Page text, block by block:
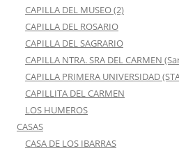
CAPILLA DEL MUSEO (2)
CAPILLA DEL ROSARIO
CAPILLA DEL SAGRARIO
CAPILLA NTRA. SRA DEL CARMEN
CAPILLA PRIMERA UNIVERSIDAD
CAPILLITA DEL CARMEN
LOS HUMEROS
CASAS
CASA DE LOS IBARRAS